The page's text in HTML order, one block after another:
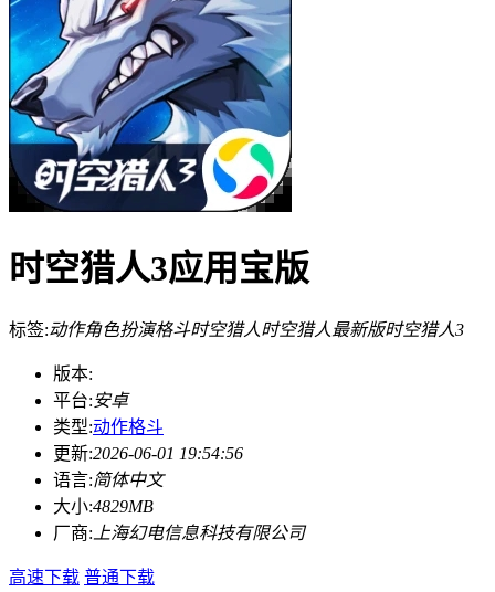
时空猎人3应用宝版
标签:动作角色扮演格斗时空猎人时空猎人最新版时空猎人3
版本:
平台:安卓
类型:动作格斗
更新:2026-06-01 19:54:56
语言:简体中文
大小:4829MB
厂商: 上海幻电信息科技有限公司
高速下载 普通下载